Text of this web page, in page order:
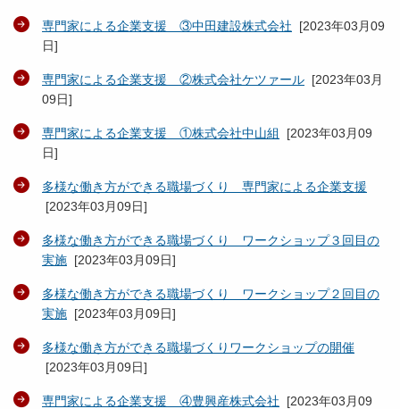
専門家による企業支援 ③中田建設株式会社 [2023年03月09
日]
専門家による企業支援 ②株式会社ケツァール [2023年03月
09日]
専門家による企業支援 ①株式会社中山組 [2023年03月09
日]
多様な働き方ができる職場づくり 専門家による企業支援
[2023年03月09日]
多様な働き方ができる職場づくり ワークショップ３回目の
実施 [2023年03月09日]
多様な働き方ができる職場づくり ワークショップ２回目の
実施 [2023年03月09日]
多様な働き方ができる職場づくりワークショップの開催
[2023年03月09日]
専門家による企業支援 ④豊興産株式会社 [2023年03月09